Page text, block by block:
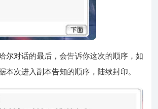
尔对话的最后，会告诉你这次的顺序，如
本次进入副本告知的顺序，陆续封印。